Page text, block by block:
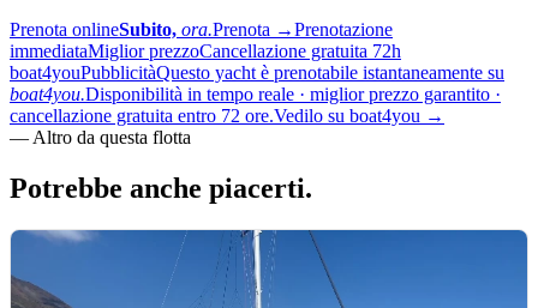
Prenota onlineSubito, ora.Prenota →Prenotazione
immediataMiglior prezzoCancellazione gratuita 72h
boat4youPubblicitàQuesto yacht è prenotabile istantaneamente su
boat4you.Disponibilità in tempo reale · miglior prezzo garantito ·
cancellazione gratuita entro 72 ore.Vedilo su boat4you →
— Altro da questa flotta
Potrebbe anche piacerti.